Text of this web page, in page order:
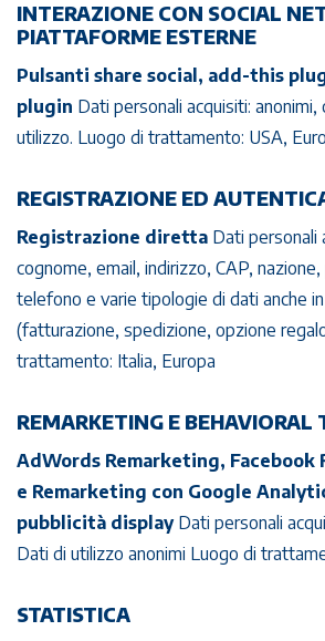
INTERAZIONE CON SOCIAL
PIATTAFORME ESTERNE
Pulsanti share social, add-this
plugin Dati personali acquisiti:
utilizzo. Luogo di trattamento: USA,
REGISTRAZIONE ED
Registrazione diretta Dati personali
cognome, email, indirizzo, CAP, nazione,
telefono e varie tipologie di dati anche
(fatturazione, spedizione, opzione
trattamento: Italia, Europa
REMARKETING E BEHAVIORAL
AdWords Remarketing, Facebook
e Remarketing con Google
pubblicità display Dati personali
Dati di utilizzo anonimi Luogo di
STATISTICA